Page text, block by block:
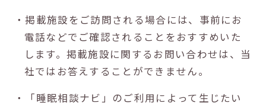
・掲載施設をご訪問される場合には、事前にお
電話などでご確認されることをおすすめいた
します。掲載施設に関するお問い合わせは、当
社ではお答えすることができません。
・「睡眠相談ナビ」のご利用によって生じたい